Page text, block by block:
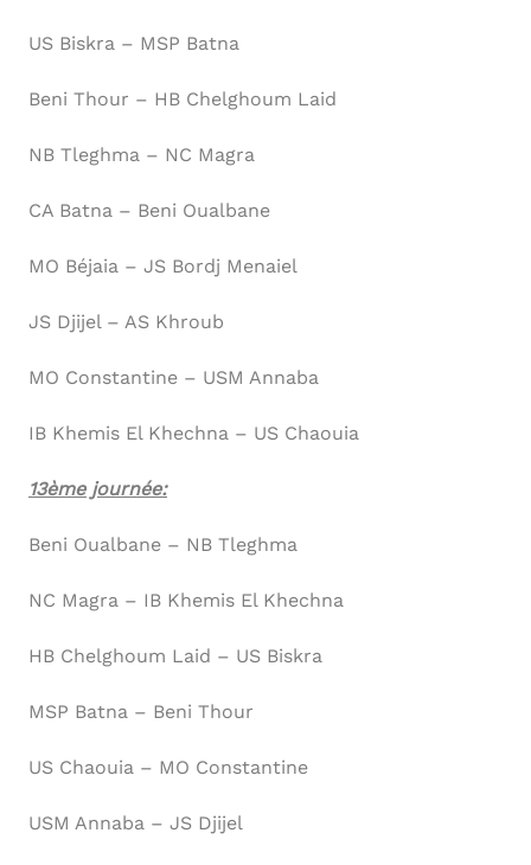
US Biskra – MSP Batna
Beni Thour – HB Chelghoum Laid
NB Tleghma – NC Magra
CA Batna – Beni Oualbane
MO Béjaia – JS Bordj Menaiel
JS Djijel – AS Khroub
MO Constantine – USM Annaba
IB Khemis El Khechna – US Chaouia
13ème journée:
Beni Oualbane – NB Tleghma
NC Magra – IB Khemis El Khechna
HB Chelghoum Laid – US Biskra
MSP Batna – Beni Thour
US Chaouia – MO Constantine
USM Annaba – JS Djijel